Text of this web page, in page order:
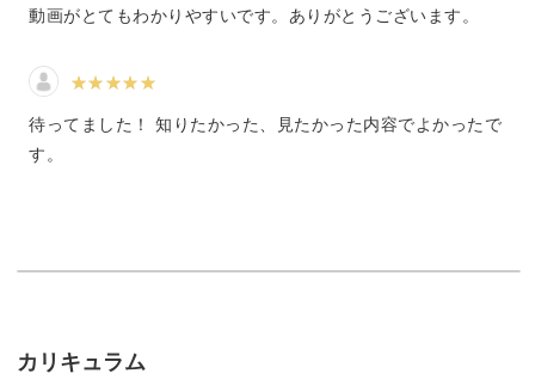
ワンランク上のアクセサリー作り
今回の講座でポイントになるのは「めがね留め」です。
めがね留めは、ワンランク上のアクセサリー作りには欠か
動画がとてもわかりやすいです。ありがとうございます。
待ってました！ 知りたかった、見たかった内容でよかったで
す。
カリキュラム